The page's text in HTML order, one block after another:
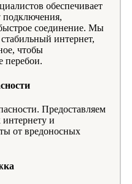
обеспечивает
подключения,
соединение. Мы
интернет,
чтобы
перебои.
Предоставляем
и
от вредоносных